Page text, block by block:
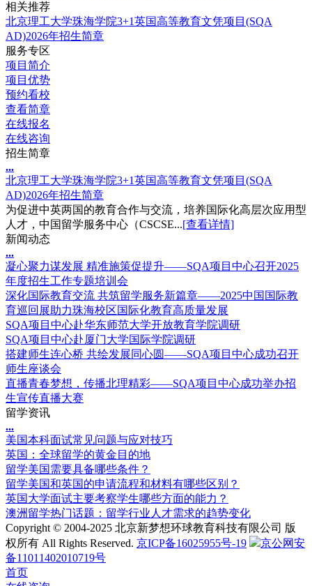
相关推荐
北京理工大学珠海学院3+1英国高等教育文凭项目(SQA
AD)2026年招生简章
服务专区
项目简介
项目优势
预约看校
查看简章
在线报名
在线咨询
招生简章
...
北京理工大学珠海学院3+1英国高等教育文凭项目(SQA
AD)2026年招生简章
为促进中英两国的教育合作与交流，培养国际化高层次应用型
人才，中国留学服务中心（CSCSE...[查看详情]
新闻动态
...
凝心聚力谋发展 精准施策促提升——SQA项目中心召开2025
年度招生工作专题培训会
深化国际教育交流 共筑留学服务新篇章——2025中国国际教
育巡回展助力珠海校区国际化教育高质量发展
SQA项目中心赴华东师范大学开放教育学院调研
SQA项目中心赴厦门大学国际学院调研
搭建师生连心桥 共绘发展同心圆——SQA项目中心成功召开
师生座谈会
直播青春梦想，传播北理精彩——SQA项目中心成功举办招
生宣传直播大赛
留学资讯
...
美国本科面试常见问题与应对技巧
英国：全球留学的黄金目的地
留学美国需要具备哪些条件？
留学美国和英国的申请流程和材料有哪些区别？
英国大学面试主要考察学生哪些方面的能力？
澳洲留学热门话题：留学行业人才需求的趋势变化
Copyright © 2004-2025 北京新梦想环球教育科技有限公司 版
权所有 All Rights Reserved. 京ICP备16025955号-19
京公网安
备11011402010719号
首页